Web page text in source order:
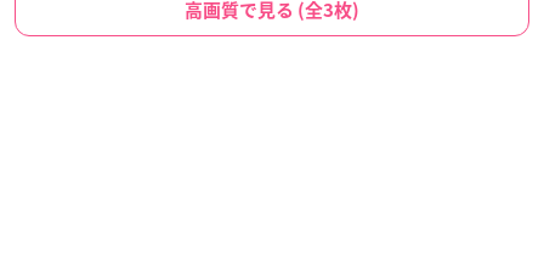
高画質で見る (全3枚)